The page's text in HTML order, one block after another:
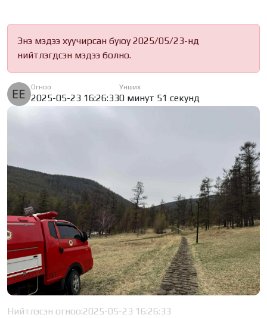
Энэ мэдээ хуучирсан буюу 2025/05/23-нд
нийтлэгдсэн мэдээ болно.
Огноо
2025-05-23 16:26:33
Унших
0 минут 51 секунд
Нийтлэсэн огноо:2025-05-23 16:26:33